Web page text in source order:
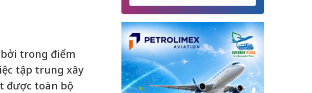
bởi trong điểm
tập trung xây
được toàn bộ